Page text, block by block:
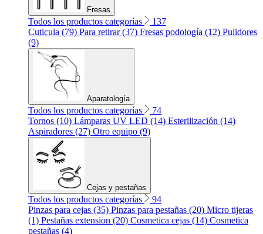
Fresas
Todos los productos categorías
137
Cuticula (79) Para retirar (37) Fresas podología (12) Pulidores
(9)
Aparatología
Todos los productos categorías
74
Tornos (10) Lámparas UV LED (14) Esterilización (14)
Aspiradores (27) Otro equipo (9)
Cejas y pestañas
Todos los productos categorías
94
Pinzas para cejas (35) Pinzas para pestañas (20) Micro tijeras
(1) Pestañas extension (20) Cosmetica cejas (14) Cosmetica
pestañas (4)